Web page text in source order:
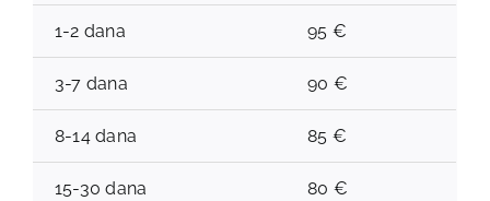
1-2 dana 95 €
3-7 dana 90 €
8-14 dana 85 €
15-30 dana 80 €